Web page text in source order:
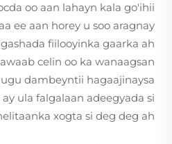
oo aan lahayn kala go'ihii
ee aan horey u soo aragnay
fiilooyinka gaarka ah
celin oo ka wanaagsan
dambeyntii hagaajinaysa
ula falgalaan adeegyada si
xogta si deg deg ah.